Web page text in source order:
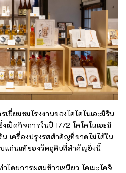
ยี่ยมชมโรงงานของโคโคโนเอะมิริน
เปิดกิจการในปี 1772 โคโคโนเอะมิ
น เครื่องปรุงรสสำคัญที่ขาดไม่ได้ใน
แก่นแท้ของวัตถุดิบที่สำคัญยิ่งนี้
โดยการผสมข้าวเหนียว โคเมะโคจิ